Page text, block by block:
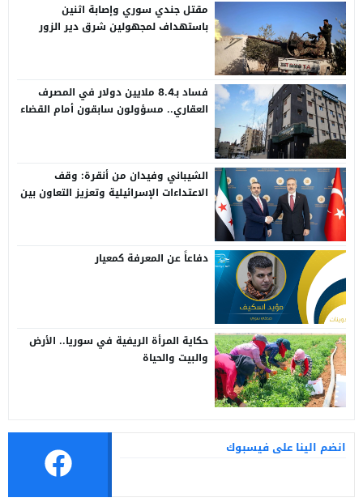
مقتل جندي سوري وإصابة اثنين
باستهداف لمجهولين شرق دير الزور
فساد بـ8.4 ملايين دولار في المصرف
العقاري.. مسؤولون سابقون أمام القضاء
الشيباني وفيدان من أنقرة: وقف
الاعتداءات الإسرائيلية وتعزيز التعاون بين
دفاعاً عن المعرفة كمعيار
حكاية المرأة الريفية في سوريا.. الأرض
والبيت والحياة
انضم الينا على فيسبوك